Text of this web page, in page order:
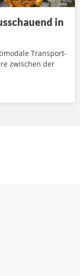
in
Transport-
zwischen der